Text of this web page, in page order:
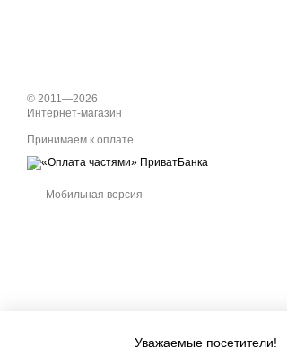
© 2011—2026
Интернет-магазин
Принимаем к оплате
Мобильная версия
Уважаемые посетители!